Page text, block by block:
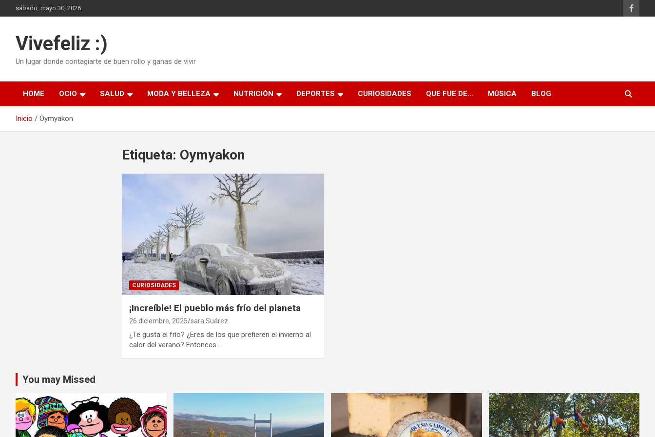
al
sábado, mayo 30, 2026
Vivefeliz :)
Un lugar donde contagiarte de buen rollo y ganas de vivir
HOME OCIO SALUD MODA Y BELLEZA NUTRICIÓN DEPORTES CURIOSIDADES QUE FUE DE… MÚSICA BLOG
Inicio Oymyakon
Etiqueta: Oymyakon
CURIOSIDADES
¡Increíble! El pueblo más frío del planeta
26 diciembre, 2025 sara Suárez
¿Te gusta el frío? ¿Eres de los que prefieren el invierno al
calor del verano? Entonces…
You may Missed